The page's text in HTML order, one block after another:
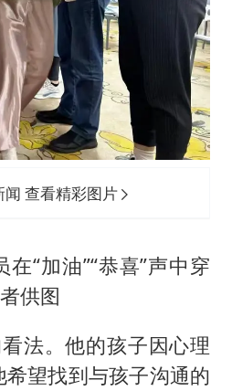
查看精彩图片
“加油”“恭喜”声中穿
供图
法。他的孩子因心理
望找到与孩子沟通的